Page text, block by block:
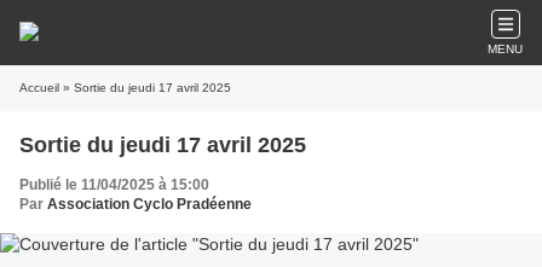
MENU
Accueil » Sortie du jeudi 17 avril 2025
Sortie du jeudi 17 avril 2025
Publié le 11/04/2025 à 15:00
Par Association Cyclo Pradéenne